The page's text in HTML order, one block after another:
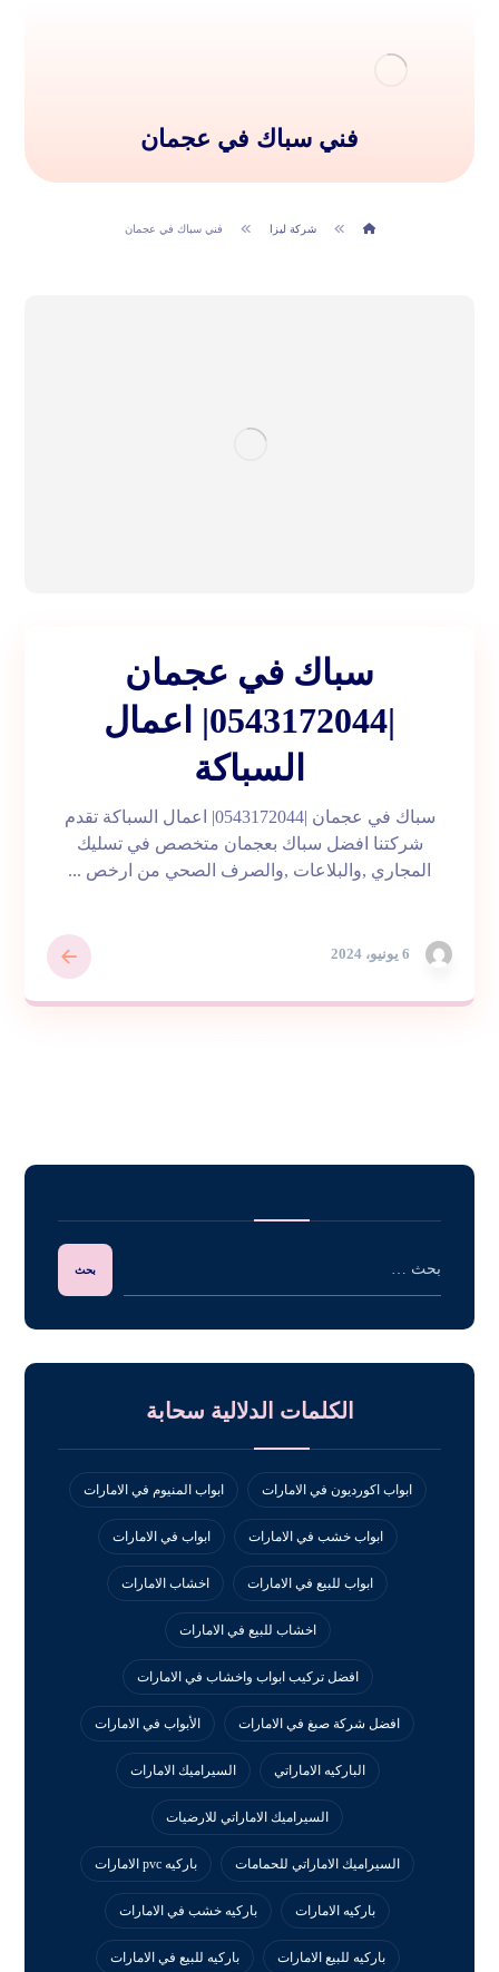
فني سباك في عجمان
شركة ليزا فني سباك في عجمان
سباك في عجمان
|0543172044| اعمال
السباكة
6 يونيو، 2024
سباك في عجمان |0543172044| اعمال السباكة تقدم
شركتنا افضل سباك بعجمان متخصص في تسليك
المجاري ,والبلاعات ,والصرف الصحي من ارخص ...
الكلمات الدلالية سحابة
ابواب اكورديون في الامارات ابواب المنيوم في الامارات
ابواب خشب في الامارات ابواب في الامارات
ابواب للبيع في الامارات اخشاب الامارات
اخشاب للبيع في الامارات
افضل تركيب ابواب واخشاب في الامارات
افضل شركة صبغ في الامارات الأبواب في الامارات
الباركيه الاماراتي السيراميك الامارات
السيراميك الاماراتي للارضيات
السيراميك الاماراتي للحمامات باركيه pvc الامارات
باركيه الامارات باركيه خشب في الامارات
باركيه للبيع الامارات باركيه للبيع في الامارات